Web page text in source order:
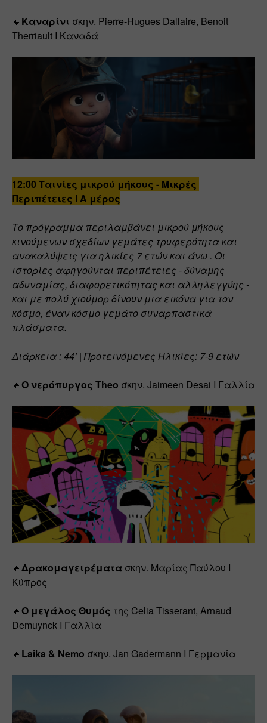
🔸 Καναρίνι σκην. Pierre-Hugues Dallaire, Benoit
Therriault I Καναδά
12:00 Ταινίες μικρού μήκους - Μικρές
Περιπέτειες I A μέρος
Το πρόγραμμα περιλαμβάνει μικρού μήκους
κινούμενων σχεδίων γεμάτες τρυφερότητα και
ανακαλύψεις για ηλικίες 7 ετών και άνω . Οι
ιστορίες αφηγούνται περιπέτειες - δύναμης
αδυναμίας, διαφορετικότητας και αλληλεγγύης -
και με πολύ χιούμορ δίνουν μια εικόνα για τον
κόσμο, έναν κόσμο γεμάτο συναρπαστικά
πλάσματα.
Διάρκεια : 44’ | Προτεινόμενες Ηλικίες: 7-9 ετών
🔸O νερόπυργος Theo σκην. Jaimeen Desai Ι Γαλλία
🔸Δρακομαγειρέματα σκην. Μαρίας Παύλου Ι
Κύπρος
🔸Ο μεγάλος Θυμός της Celia Tisserant, Arnaud
Demuynck Ι Γαλλία
🔸 Laika & Nemo σκην. Jan Gadermann Ι Γερμανία